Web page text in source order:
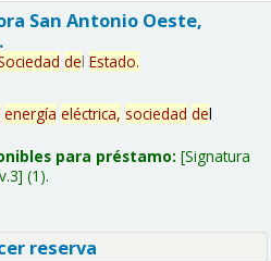
San Antonio Oeste,
del Estado.
energía eléctrica, sociedad del
para préstamo: Signatura
(1).
reserva